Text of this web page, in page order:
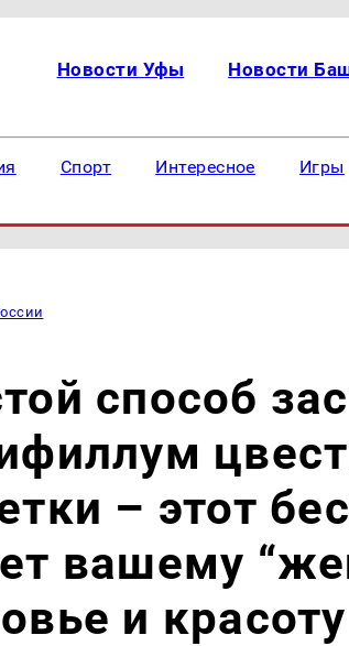
Новости Уфы Новости
Спорт Интересное Игры
способ
– этот
вашему
и красоту